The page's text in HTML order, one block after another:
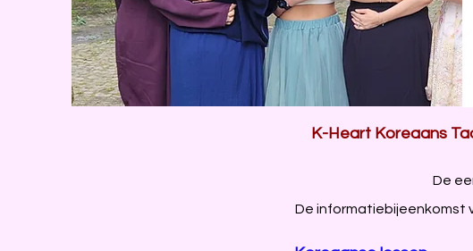
K-Heart Koreaans
De
De informatiebijeenkomst